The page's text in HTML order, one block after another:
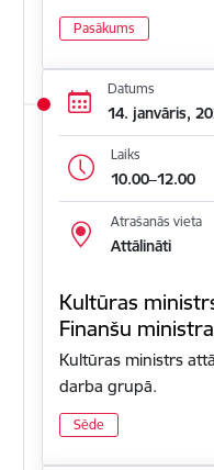
Pasākums
Datums
14. janvāris,
Laiks
10.00–12.00
Atrašanās vieta
Attālināti
Kultūras
Finanšu
Kultūras ministrs
darba grupā.
Sēde